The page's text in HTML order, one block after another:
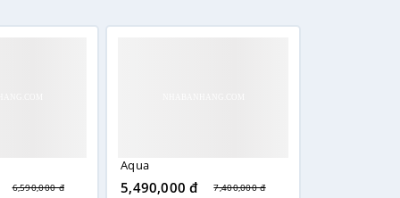
Tủ nhỏ gọn dễ dàng di chuyển rất thích
6,590,000 đ
Aqua
5,490,000 đ 7,400,000 đ